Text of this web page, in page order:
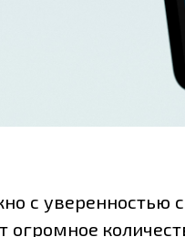
с уверенностью
огромное